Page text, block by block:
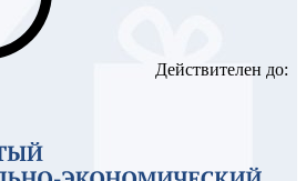
Действителен до: